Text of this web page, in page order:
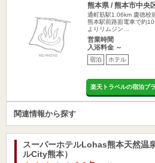
熊本県 / 熊本市中央
通町筋駅1.06km 慶徳校
熊本駅前路面電車で約
よりリムジン…
営業時間
入浴料金 ～
宿泊 ホテル
楽天トラベルの宿泊プ
関連情報から探す
スーパーホテルLohas熊本天然温
ルCity熊本）